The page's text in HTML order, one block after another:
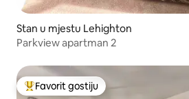
Stan u mjestu Lehighton
Parkview apartman 2
Glavni favorit gostiju
Favorit gostiju